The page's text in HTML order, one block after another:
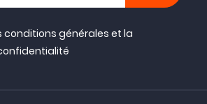
conditions générales et la